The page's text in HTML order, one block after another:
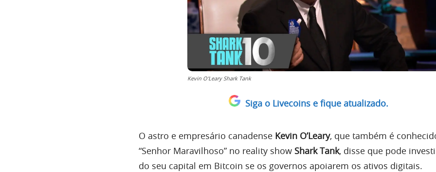
Kevin O'Leary Shark Tank
Siga o Livecoins e fique atualizado.
O astro e empresário canadense Kevin O’Leary, que também é
“Senhor Maravilhoso” no reality show Shark Tank, disse que pode
do seu capital em Bitcoin se os governos apoiarem os ativos digitais.